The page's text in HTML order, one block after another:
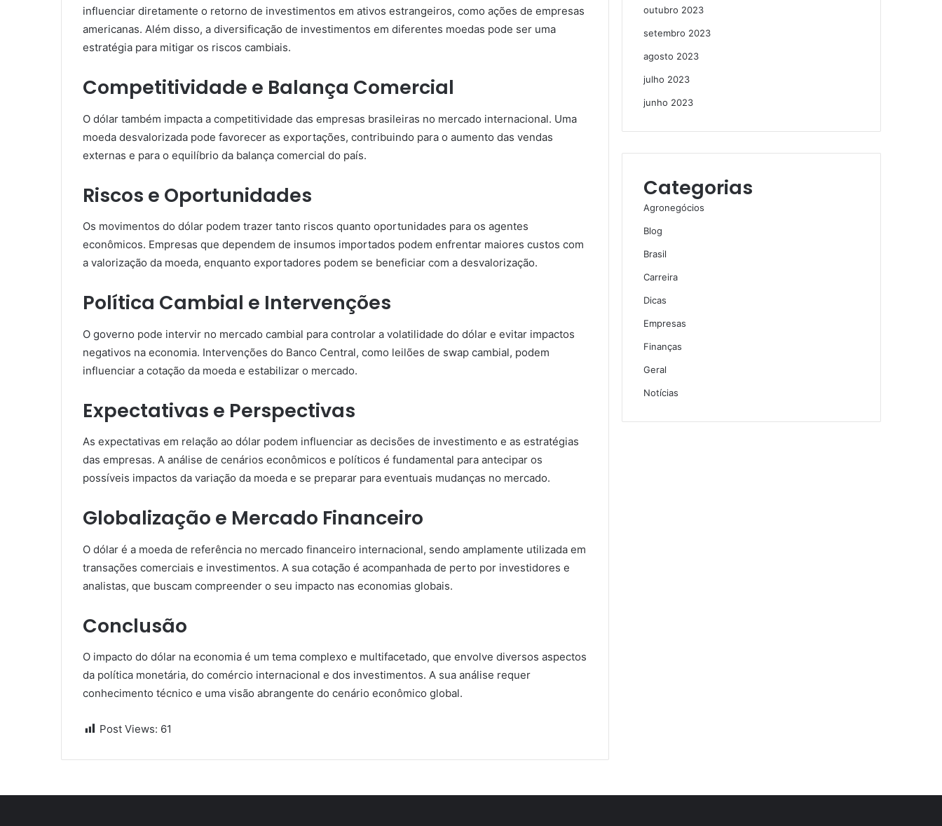
influenciar diretamente o retorno de investimentos em ativos estrangeiros, como ações de empresas
americanas. Além disso, a diversificação de investimentos em diferentes moedas pode ser uma
estratégia para mitigar os riscos cambiais.
Competitividade e Balança Comercial
O dólar também impacta a competitividade das empresas brasileiras no mercado internacional. Uma
moeda desvalorizada pode favorecer as exportações, contribuindo para o aumento das vendas
externas e para o equilíbrio da balança comercial do país.
Riscos e Oportunidades
Os movimentos do dólar podem trazer tanto riscos quanto oportunidades para os agentes
econômicos. Empresas que dependem de insumos importados podem enfrentar maiores custos com
a valorização da moeda, enquanto exportadores podem se beneficiar com a desvalorização.
Política Cambial e Intervenções
O governo pode intervir no mercado cambial para controlar a volatilidade do dólar e evitar impactos
negativos na economia. Intervenções do Banco Central, como leilões de swap cambial, podem
influenciar a cotação da moeda e estabilizar o mercado.
Expectativas e Perspectivas
As expectativas em relação ao dólar podem influenciar as decisões de investimento e as estratégias
das empresas. A análise de cenários econômicos e políticos é fundamental para antecipar os
possíveis impactos da variação da moeda e se preparar para eventuais mudanças no mercado.
Globalização e Mercado Financeiro
O dólar é a moeda de referência no mercado financeiro internacional, sendo amplamente utilizada em
transações comerciais e investimentos. A sua cotação é acompanhada de perto por investidores e
analistas, que buscam compreender o seu impacto nas economias globais.
Conclusão
O impacto do dólar na economia é um tema complexo e multifacetado, que envolve diversos aspectos
da política monetária, do comércio internacional e dos investimentos. A sua análise requer
conhecimento técnico e uma visão abrangente do cenário econômico global.
Post Views: 61
outubro 2023
setembro 2023
agosto 2023
julho 2023
junho 2023
Categorias
Agronegócios
Blog
Brasil
Carreira
Dicas
Empresas
Finanças
Geral
Notícias